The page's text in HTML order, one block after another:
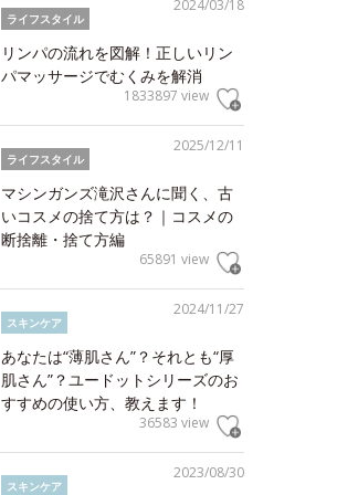
2024/03/18
ライフスタイル
リンパの流れを図解！正しいリン
パマッサージでむくみを解消
1833897 view
2025/12/11
ライフスタイル
マシンガンズ滝沢さんに聞く、古
いコスメの捨て方は？｜コスメの
断捨離・捨て方編
65891 view
2024/11/27
スキンケア
あなたは“薄肌さん”？それとも“厚
肌さん”？ユードットシリーズのお
すすめの使い方、教えます！
36583 view
2023/08/30
スキンケア